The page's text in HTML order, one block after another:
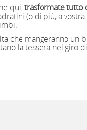
qui,trasformate tutto
(o di più, a
che mangeranno un
la tessera nel giro